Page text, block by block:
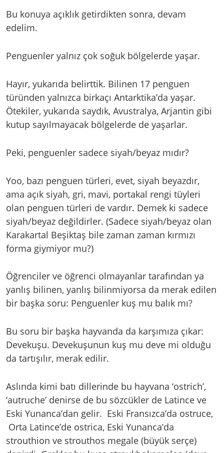
Bu konuya açıklık getirdikten sonra, devam
edelim.
Penguenler yalnız çok soğuk bölgelerde yaşar.
Hayır, yukarıda belirttik. Bilinen 17 penguen
türünden yalnızca birkaçı Antarktika’da yaşar.
Ötekiler, yukarıda saydık, Avustralya, Arjantin gibi
kutup sayılmayacak bölgelerde de yaşarlar.
Peki, penguenler sadece siyah/beyaz mıdır?
Yoo, bazı penguen türleri, evet, siyah beyazdır,
ama açık siyah, gri, mavi, portakal rengi tüyleri
olan penguen türleri de vardır. Demek ki sadece
siyah/beyaz değildirler. (Sadece siyah/beyaz olan
Karakartal Beşiktaş bile zaman zaman kırmızı
forma giymiyor mu?)
Öğrenciler ve öğrenci olmayanlar tarafından ya
yanlış bilinen, yanlış bilinmiyorsa da merak edilen
bir başka soru: Penguenler kuş mu balık mı?
Bu soru bir başka hayvanda da karşımıza çıkar:
Devekuşu. Devekuşunun kuş mu deve mi olduğu
da tartışılır, merak edilir.
Aslında kimi batı dillerinde bu hayvana ‘ostrich’,
‘autruche’ denirse de bu sözcükler de Latince ve
Eski Yunanca’dan gelir. Eski Fransızca’da ostruce,
Orta Latince’de ostrica, Eski Yunanca’da
strouthion ve strouthos megale (büyük serçe)